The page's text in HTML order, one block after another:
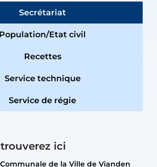
Secrétariat
Population/Etat civil
Recettes
Service technique
Service de régie
ici
de la Ville de Vianden
de la Ville de Vianden
de la Ville de Vianden
de la Ville de Vianden
de la Ville de Vianden